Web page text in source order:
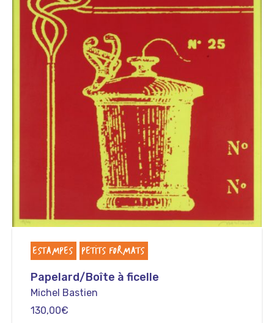
ESTAMPES PETITS FORMATS
Papelard/Boîte à ficelle
Michel Bastien
130,00€